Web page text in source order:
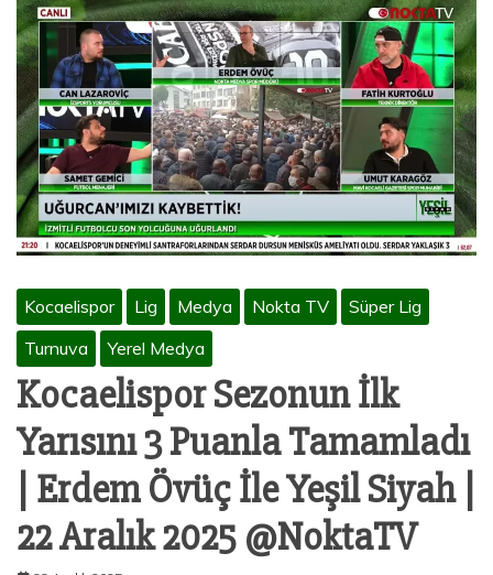
Kocaelispor Lig Medya Nokta TV
Süper Lig
Turnuva
Yerel Medya
Kocaelispor Sezonun İlk
Yarısını 3 Puanla Tamamladı
| Erdem Övüç İle Yeşil Siyah |
22 Aralık 2025 @NoktaTV